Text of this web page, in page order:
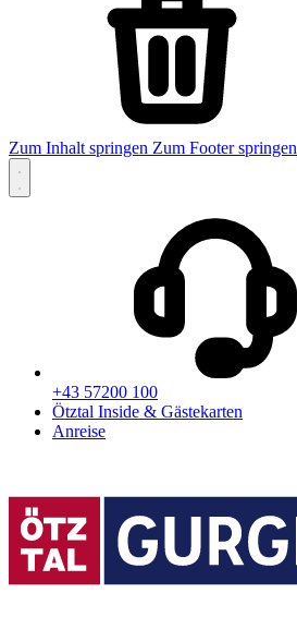
Zum Inhalt springen Zum Footer springen
+43 57200 100
Ötztal Inside & Gästekarten
Anreise